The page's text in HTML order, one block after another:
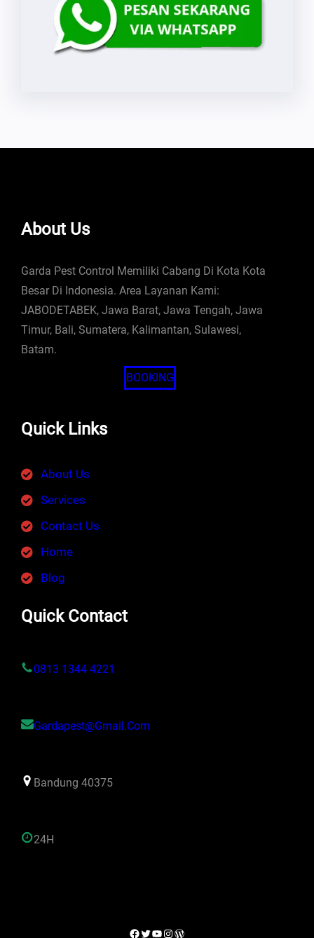
About Us
Garda Pest Control Memiliki Cabang Di Kota Kota
Besar Di Indonesia. Area Layanan Kami:
JABODETABEK, Jawa Barat, Jawa Tengah, Jawa
Timur, Bali, Sumatera, Kalimantan, Sulawesi,
Batam.
BOOKING
Quick Links
About Us
Services
Contact Us
Home
Blog
Quick Contact
0813 1344 4221
Gardapest@gmail.com
Bandung 40375
24H
Facebook
Twitter
YouTube
Instagram
WordPress